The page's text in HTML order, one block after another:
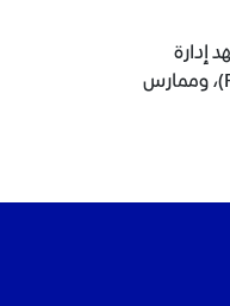
إدارة
المشاريع (PMI): محترف إدارة مشاريع (PMP)، ومحترف معتمد في تحليل بيانات الأعمال من معهد إدارة المشاريع (PMI-PBA)، وممارس